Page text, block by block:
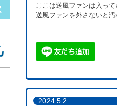
ここは送風ファンは入って
送風ファンを外さないと汚
2024.5.2